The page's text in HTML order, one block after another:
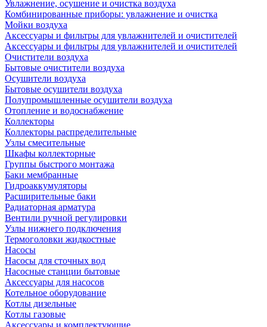
Увлажнение, осушение и очистка воздуха
Комбинированные приборы: увлажнение и очистка
Мойки воздуха
Аксессуары и фильтры для увлажнителей и очистителей
Аксессуары и фильтры для увлажнителей и очистителей
Очистители воздуха
Бытовые очистители воздуха
Осушители воздуха
Бытовые осушители воздуха
Полупромышленные осушители воздуха
Отопление и водоснабжение
Коллекторы
Коллекторы распределительные
Узлы смесительные
Шкафы коллекторные
Группы быстрого монтажа
Баки мембранные
Гидроаккумуляторы
Расширительные баки
Радиаторная арматура
Вентили ручной регулировки
Узлы нижнего подключения
Термоголовки жидкостные
Насосы
Насосы для сточных вод
Насосные станции бытовые
Аксессуары для насосов
Котельное оборудование
Котлы дизельные
Котлы газовые
Аксессуары и комплектующие